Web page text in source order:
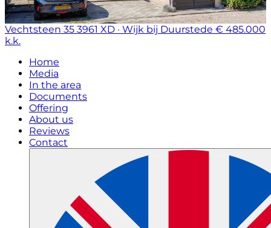
Vechtsteen 35 3961 XD · Wijk bij Duurstede € 485.000
k.k.
Home
Media
In the area
Documents
Offering
About us
Reviews
Contact